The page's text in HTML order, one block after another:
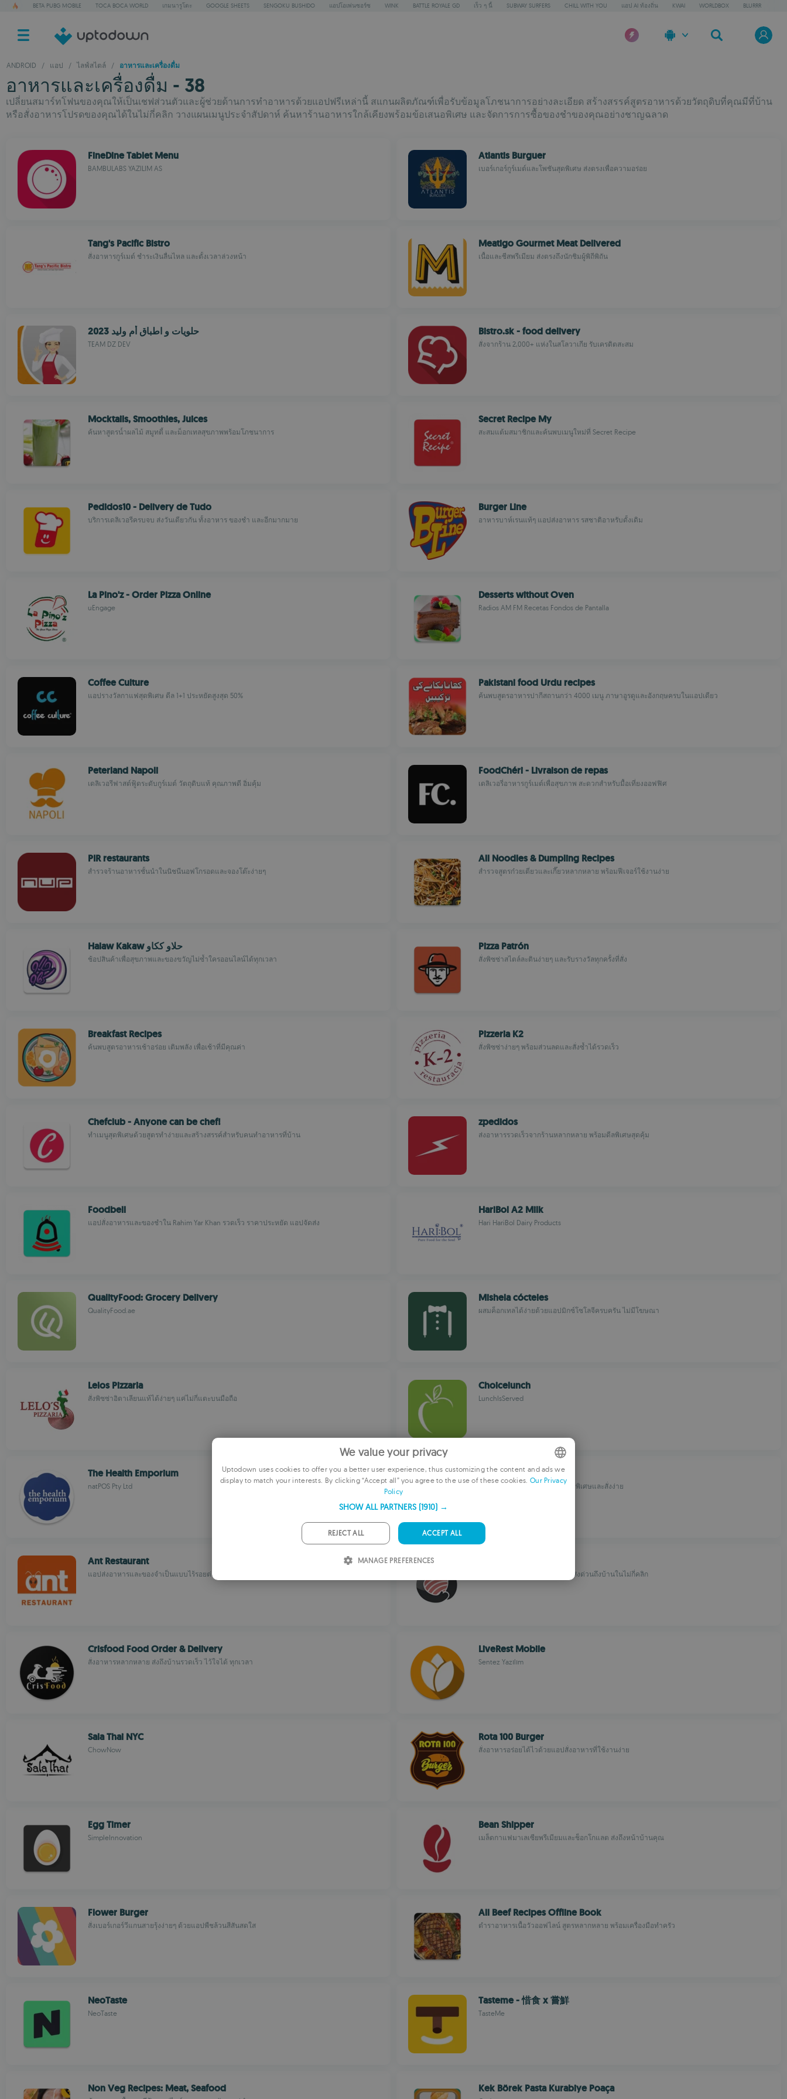
BETA PUBG MOBILE TOCA BOCA WORLD เกมนารูโตะ GOOGLE SHEETS SENGOKU BUSHIDO แอปโอเพ่นซอร์ซ WINK BATTLE ROYALE GD เร็ว ๆ นี้ SUBWAY SURFERS CHILL WITH YOU แอป AI ท้องถิ่น KWAI WORLDBOX BLURRR
ANDROID / แอป / ไลฟ์สไตล์ / อาหารและเครื่องดื่ม
อาหารและเครื่องดื่ม - 38
เปลี่ยนสมาร์ทโฟนของคุณให้เป็นเชฟส่วนตัวและผู้ช่วยด้านการทำอาหารด้วยแอปฟรีเหล่านี้ สแกนผลิตภัณฑ์เพื่อรับข้อมูลโภชนาการอย่างละเอียด สร้างสรรค์สูตรอาหารด้วยวัตถุดิบที่คุณมีที่บ้าน
หรือสั่งอาหารโปรดของคุณได้ในไม่กี่คลิก วางแผนเมนูประจำสัปดาห์ ค้นหาร้านอาหารใกล้เคียงพร้อมข้อเสนอพิเศษ และจัดการการซื้อของชำของคุณอย่างชาญฉลาด
FineDine Tablet Menu
BAMBULABS YAZILIM AS
Atlantis Burguer
เบอร์เกอร์กูร์เมต์และโพชันสุดพิเศษ ส่งตรงเพื่อความอร่อย
Tang's Pacific Bistro
สั่งอาหารกูร์เมต์ ชำระเงินลื่นไหล และตั้งเวลาล่วงหน้า
Meatigo Gourmet Meat Delivered
เนื้อและชีสพรีเมียม ส่งตรงถึงนักชิมผู้พิถีพิถัน
حلويات و اطباق أم وليد 2023
TEAM DZ DEV
Bistro.sk - food delivery
สั่งจากร้าน 2,000+ แห่งในสโลวาเกีย รับเครดิตสะสม
Mocktails, Smoothies, Juices
ค้นหาสูตรน้ำผลไม้ สมูทตี้ และม็อกเทลสุขภาพพร้อมโภชนาการ
Secret Recipe My
สะสมแต้มสมาชิกและค้นพบเมนูใหม่ที่ Secret Recipe
Pedidos10 - Delivery de Tudo
บริการเดลิเวอรีครบจบ ส่งวันเดียวกัน ทั้งอาหาร ของชำ และอีกมากมาย
Burger Line
อาหารบาห์เรนแท้ๆ แอปส่งอาหาร รสชาติอาหรับดั้งเดิม
La Pino'z - Order Pizza Online
uEngage
Desserts without Oven
Radios AM FM Recetas Fondos de Pantalla
Coffee Culture
แอปรางวัลกาแฟสุดพิเศษ ดีล 1+1 ประหยัดสูงสุด 50%
Pakistani food Urdu recipes
ค้นพบสูตรอาหารปากีสถานกว่า 4000 เมนู ภาษาอูรดูและอังกฤษครบในแอปเดียว
Peterland Napoli
เดลิเวอรีฟาสต์ฟู้ดระดับกูร์เมต์ วัตถุดิบแท้ คุณภาพดี อิ่มคุ้ม
FoodChéri - Livraison de repas
เดลิเวอรี่อาหารกูร์เมต์เพื่อสุขภาพ สะดวกสำหรับมื้อเที่ยงออฟฟิศ
PIR restaurants
สำรวจร้านอาหารชั้นนำในนิชนีนอฟโกรอดและจองโต๊ะง่ายๆ
All Noodles & Dumpling Recipes
สำรวจสูตรก๋วยเตี๋ยวและเกี๊ยวหลากหลาย พร้อมฟีเจอร์ใช้งานง่าย
Halaw Kakaw حلاو ككاو
ช้อปสินค้าเพื่อสุขภาพและของขวัญไม่ซ้ำใครออนไลน์ได้ทุกเวลา
Pizza Patrón
สั่งพิซซ่าสไตล์ละตินง่ายๆ และรับรางวัลทุกครั้งที่สั่ง
Breakfast Recipes
ค้นพบสูตรอาหารเช้าอร่อย เติมพลัง เพื่อเช้าที่มีคุณค่า
Pizzeria K2
สั่งพิซซ่าง่ายๆ พร้อมส่วนลดและสั่งซ้ำได้รวดเร็ว
Chefclub - Anyone can be chef!
ทำเมนูสุดพิเศษด้วยสูตรทำง่ายและสร้างสรรค์สำหรับคนทำอาหารที่บ้าน
zpedidos
ส่งอาหารรวดเร็วจากร้านหลากหลาย พร้อมดีลพิเศษสุดคุ้ม
Foodbell
แอปสั่งอาหารและของชำใน Rahim Yar Khan รวดเร็ว ราคาประหยัด แอปจัดส่ง
HariBol A2 Milk
Hari HariBol Dairy Products
QualityFood: Grocery Delivery
QualityFood.ae
Mishela cócteles
ผสมค็อกเทลได้ง่ายด้วยแอปมิกซ์โซโลจีครบครัน ไม่มีโฆษณา
Lelos Pizzaria
สั่งพิซซ่าอิตาเลียนแท้ได้ง่ายๆ แค่ไม่กี่แตะบนมือถือ
Choicelunch
LunchIsServed
The Health Emporium
natPOS Pty Ltd
Pek´s Burger
ประหยัดค่าเบอร์เกอร์ด้วยส่วนลดพิเศษและสั่งง่าย
Ant Restaurant
แอปส่งอาหารและของจำเป็นแบบไร้รอยต่อ รวดเร็ว เชื่อถือได้ สั่งซูชิและอาหารเอเชียออนไลน์ ส่งด่วนถึงบ้านในไม่กี่คลิก
Crisfood Food Order & Delivery
สั่งอาหารหลากหลาย ส่งถึงบ้านรวดเร็ว ไว้ใจได้ ทุกเวลา
LiveRest Mobile
Sentez Yazılım
Sala Thai NYC
ChowNow
Rota 100 Burger
สั่งอาหารอร่อยได้ไวด้วยแอปสั่งอาหารที่ใช้งานง่าย
Egg Timer
SimpleInnovation
Bean Shipper
เมล็ดกาแฟมาเลเซียพรีเมียมและช็อกโกแลต ส่งถึงหน้าบ้านคุณ
Flower Burger
สั่งเบอร์เกอร์วีแกนสายรุ้งง่ายๆ ด้วยแอปพืชล้วนสีสันสดใส
All Beef Recipes Offline Book
ตำราอาหารเนื้อวัวออฟไลน์ สูตรหลากหลาย พร้อมเครื่องมือทำครัว
NeoTaste
NeoTaste
Tasteme - 惜食 x 嘗鮮
TasteMe
Non Veg Recipes: Meat, Seafood Kek Börek Pasta Kurabiye Poaça
ENGLISH
SPANISH
We value your privacy
Uptodown uses cookies to offer you a better user experience, thus customizing the content and ads we
display to match your interests. By clicking “Accept all” you agree to the use of these cookies. Our Privacy
Policy
SHOW ALL PARTNERS (1910) →
ACCEPT ALL
REJECT ALL
MANAGE PREFERENCES